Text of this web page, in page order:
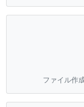
ファイル作